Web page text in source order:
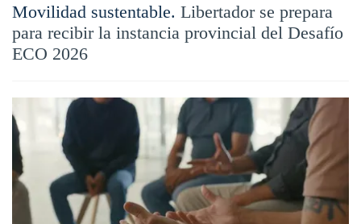
Movilidad sustentable. Libertador se prepara
para recibir la instancia provincial del Desafío
ECO 2026